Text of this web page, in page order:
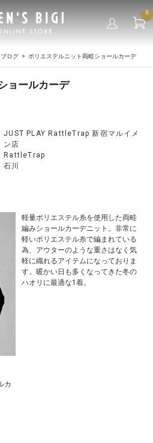
0
ブログ ポリエステルニット両畦ショールカーデ
ョールカーデ
JUST PLAY RattleTrap 新宿マルイメ
ン店
RattleTrap
石川
カ
軽量ポリエステル糸を使用した両畦
編みショールカーデニット。非常に
軽いポリエステル糸で編まれている
為、アウターのような重さはなく気
軽に織れるアイテムになっておりま
す。暖かい日も多くなってきた冬の
ハオリに最適な1着。